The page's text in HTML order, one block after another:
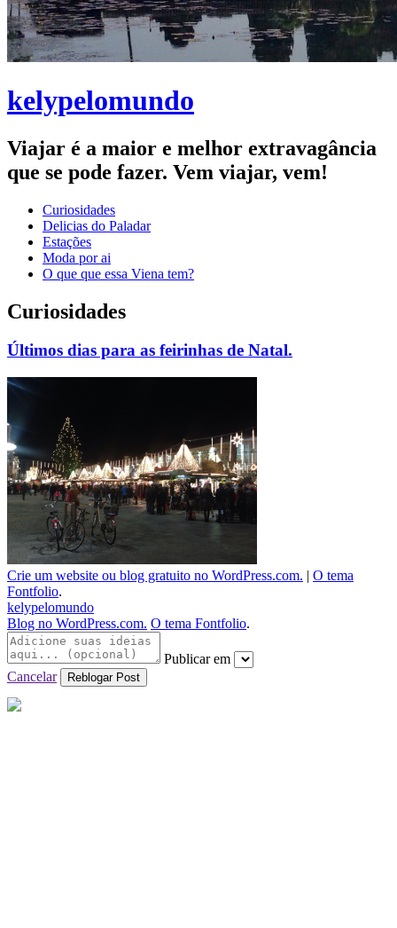
kelypelomundo
Viajar é a maior e melhor extravagância
que se pode fazer. Vem viajar, vem!
Curiosidades
Delicias do Paladar
Estações
Moda por ai
O que que essa Viena tem?
Curiosidades
Últimos dias para as feirinhas de Natal.
Crie um website ou blog gratuito no WordPress.com. | O tema
Fontfolio.
kelypelomundo
Blog no WordPress.com. O tema Fontfolio.
Publicar em
Cancelar